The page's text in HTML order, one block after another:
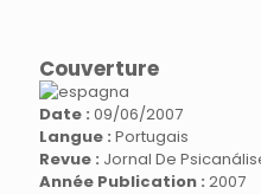
Couverture
Date : 09/06/2007
Langue : Portugais
Revue : Jornal De
Année Publication : 2007